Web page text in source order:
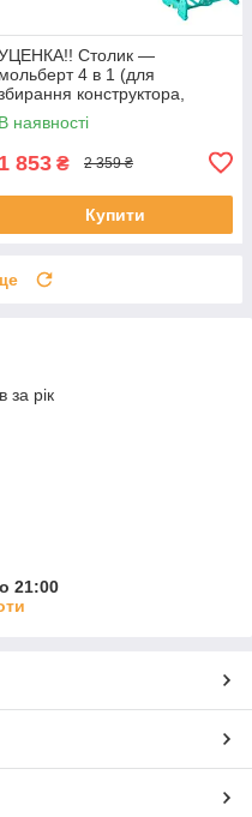
Столик —
мольберт 4 в 1 (для
конструктора,
малювання, книжкова
полиця) арт. S 075
В наявності
1 853 ₴ 2 359 ₴
Купити
за рік
21:00